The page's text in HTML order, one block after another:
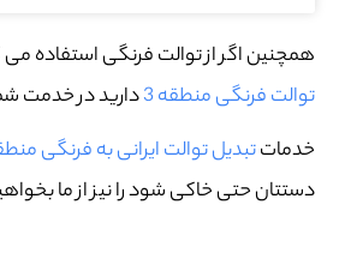
همچنین اگر از توالت فرنگی استفاده می
توالت فرنگی منطقه 3 دارید در خدمت
خدماتتبدیل توالت ایرانی به فرنگی
دستتان حتی خاکی شود را نیز از ما